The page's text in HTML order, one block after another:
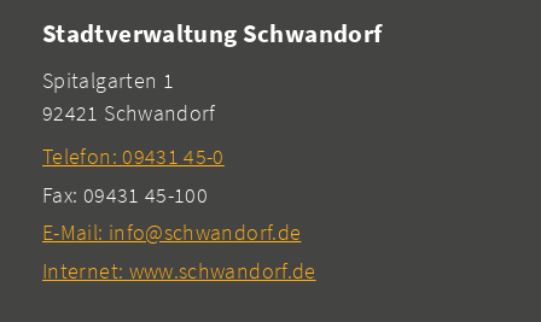
Stadtverwaltung Schwandorf
Spitalgarten 1
92421 Schwandorf
Telefon: 09431 45-0
Fax: 09431 45-100
E-Mail: info@schwandorf.de
Internet: www.schwandorf.de